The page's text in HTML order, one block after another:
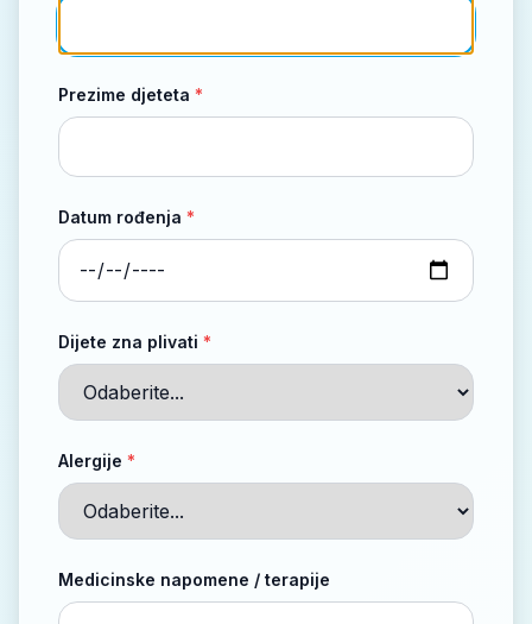
Prezime djeteta *
Datum rođenja *
Dijete zna plivati *
Alergije *
Medicinske napomene / terapije